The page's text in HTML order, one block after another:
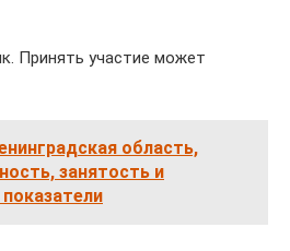
Принять участие может
область,
занятость и